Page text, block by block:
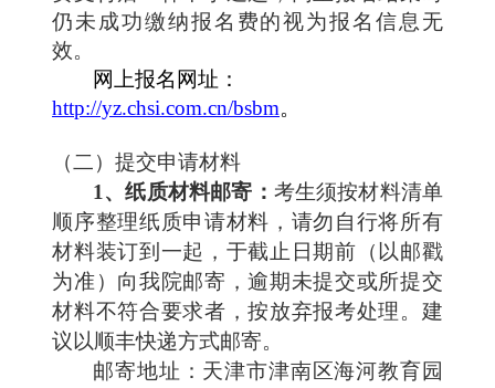
仍未成功缴纳报名费的视为报名信息无
效。
网上报名网址：
http://yz.chsi.com.cn/bsbm。
（二）提交申请材料
1、纸质材料邮寄： 考生须按材料清单
顺序整理纸质申请材料，请勿自行将所有
材料装订到一起，于截止日期前（以邮戳
为准）向我院邮寄，逾期未提交或所提交
材料不符合要求者，按放弃报考处理。建
议以顺丰快递方式邮寄。
邮寄地址：天津市津南区海河教育园